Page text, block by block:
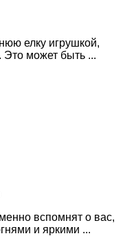
елку игрушкой,
Это может быть ...
вспомнят о вас,
и яркими ...